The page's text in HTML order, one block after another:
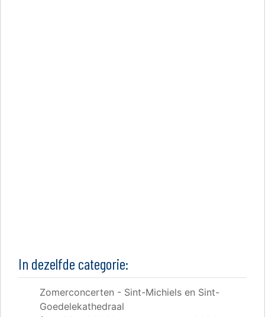
In dezelfde categorie:
Zomerconcerten - Sint-Michiels en Sint-
Goedelekathedraal